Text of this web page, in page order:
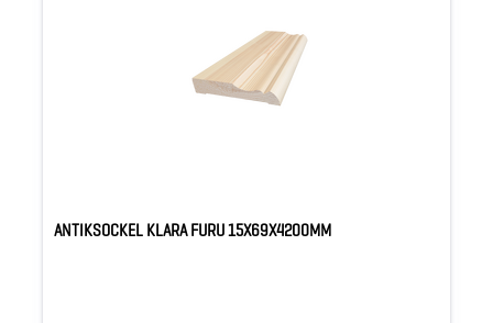
ANTIKSOCKEL KLARA FURU 15X69X4200MM